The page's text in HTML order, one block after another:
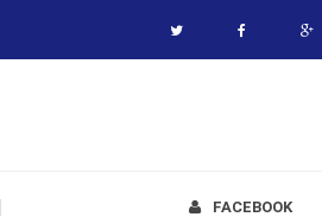
FACEBOOK